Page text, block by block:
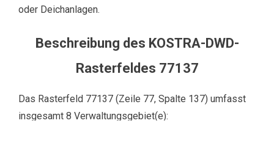
oder Deichanlagen.
Beschreibung des KOSTRA-DWD-
Rasterfeldes 77137
Das Rasterfeld 77137 (Zeile 77, Spalte 137) umfasst
insgesamt 8 Verwaltungsgebiet(e):